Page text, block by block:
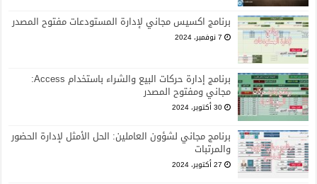
برنامج اكسيس مجاني لإدارة المستودعات مفتوح المصدر
7 نوفمبر، 2024
برنامج إدارة حركات البيع والشراء باستخدام Access:
مجاني ومفتوح المصدر
30 أكتوبر، 2024
برنامج مجاني لشؤون العاملين: الحل الأمثل لإدارة الحضور
والمرتبات
27 أكتوبر، 2024